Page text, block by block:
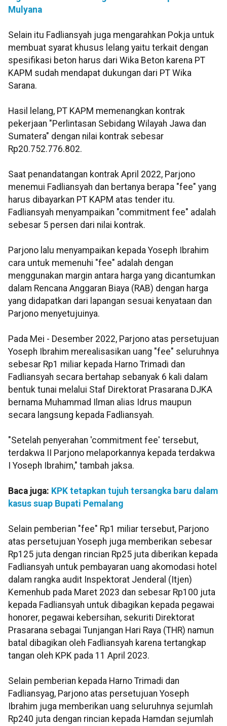
Mulyana
Selain itu Fadliansyah juga mengarahkan Pokja untuk
membuat syarat khusus lelang yaitu terkait dengan
spesifikasi beton harus dari Wika Beton karena PT
KAPM sudah mendapat dukungan dari PT Wika
Sarana.
Hasil lelang, PT KAPM memenangkan kontrak
pekerjaan "Perlintasan Sebidang Wilayah Jawa dan
Sumatera" dengan nilai kontrak sebesar
Rp20.752.776.802.
Saat penandatangan kontrak April 2022, Parjono
menemui Fadliansyah dan bertanya berapa "fee" yang
harus dibayarkan PT KAPM atas tender itu.
Fadliansyah menyampaikan "commitment fee" adalah
sebesar 5 persen dari nilai kontrak.
Parjono lalu menyampaikan kepada Yoseph Ibrahim
cara untuk memenuhi "fee" adalah dengan
menggunakan margin antara harga yang dicantumkan
dalam Rencana Anggaran Biaya (RAB) dengan harga
yang didapatkan dari lapangan sesuai kenyataan dan
Parjono menyetujuinya.
Pada Mei - Desember 2022, Parjono atas persetujuan
Yoseph Ibrahim merealisasikan uang "fee" seluruhnya
sebesar Rp1 miliar kepada Harno Trimadi dan
Fadliansyah secara bertahap sebanyak 6 kali dalam
bentuk tunai melalui Staf Direktorat Prasarana DJKA
bernama Muhammad Ilman alias Idrus maupun
secara langsung kepada Fadliansyah.
"Setelah penyerahan 'commitment fee' tersebut,
terdakwa II Parjono melaporkannya kepada terdakwa
I Yoseph Ibrahim," tambah jaksa.
Baca juga: KPK tetapkan tujuh tersangka baru dalam
kasus suap Bupati Pemalang
Selain pemberian "fee" Rp1 miliar tersebut, Parjono
atas persetujuan Yoseph juga memberikan sebesar
Rp125 juta dengan rincian Rp25 juta diberikan kepada
Fadliansyah untuk pembayaran uang akomodasi hotel
dalam rangka audit Inspektorat Jenderal (Itjen)
Kemenhub pada Maret 2023 dan sebesar Rp100 juta
kepada Fadliansyah untuk dibagikan kepada pegawai
honorer, pegawai kebersihan, sekuriti Direktorat
Prasarana sebagai Tunjangan Hari Raya (THR) namun
batal dibagikan oleh Fadliansyah karena tertangkap
tangan oleh KPK pada 11 April 2023.
Selain pemberian kepada Harno Trimadi dan
Fadliansyag, Parjono atas persetujuan Yoseph
Ibrahim juga memberikan uang seluruhnya sejumlah
Rp240 juta dengan rincian kepada Hamdan sejumlah